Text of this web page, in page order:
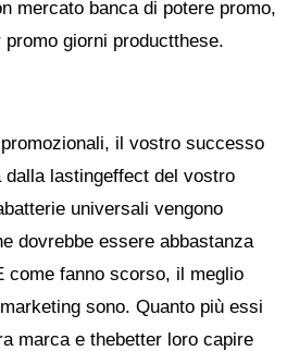
mercato banca di potere promo,
giorni productthese.
il vostro successo
dalla lastingeffect del vostro
universali vengono
dovrebbe essere abbastanza
come fanno scorso, il meglio
sono. Quanto più essi
marca e thebetter loro capire